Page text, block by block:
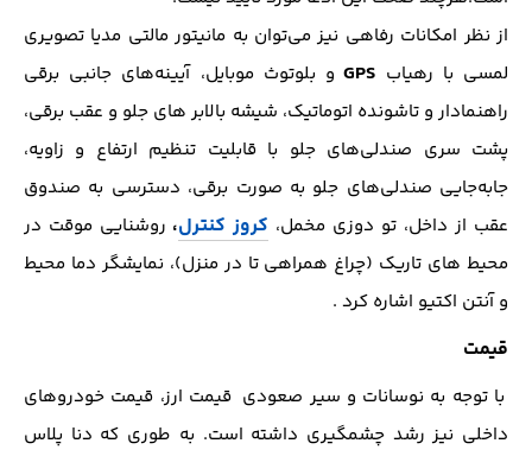
از نظر امکانات رفاهی نیز می‌توان به مانیتور مالتی مدیا تصویری
لمسی با رهیاب GPS و بلوتوث موبایل، آیینه‌های جانبی برقی
راهنمادار و تاشونده اتوماتیک، شیشه بالابر های جلو و عقب برقی،
پشت سری صندلی‌های جلو با قابلیت تنظیم ارتفاع و زاویه،
جابه‌جایی صندلی‌های جلو به صورت برقی، دسترسی به صندوق
عقب از داخل، تو دوزی مخمل، کروز کنترل، روشنایی موقت در
محیط های تاریک (چراغ همراهی تا در منزل)، نمایشگر دما محیط
و آنتن اکتیو اشاره کرد .
قیمت
با توجه به نوسانات و سیر صعودی قیمت‌ ارز، قیمت خودروهای
داخلی نیز رشد چشمگیری داشته است. به طوری که دنا پلاس